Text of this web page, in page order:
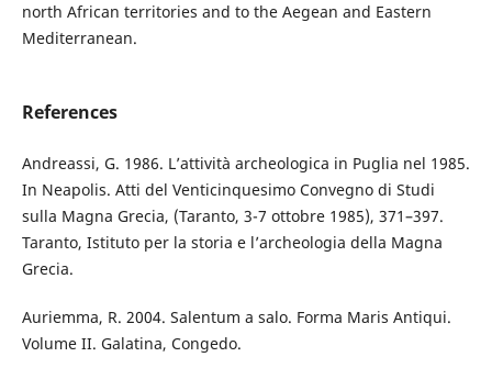
north African territories and to the Aegean and Eastern
Mediterranean.
References
Andreassi, G. 1986. L’attività archeologica in Puglia nel 1985.
In Neapolis. Atti del Venticinquesimo Convegno di Studi
sulla Magna Grecia, (Taranto, 3-7 ottobre 1985), 371–397.
Taranto, Istituto per la storia e l’archeologia della Magna
Grecia.
Auriemma, R. 2004. Salentum a salo. Forma Maris Antiqui.
Volume II. Galatina, Congedo.